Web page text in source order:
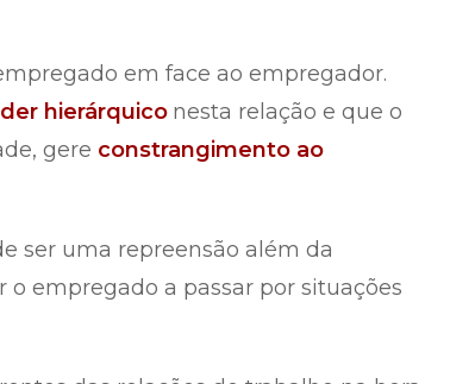
em face ao empregador.
hierárquico nesta relação e que o
gere constrangimento ao
ser uma repreensão além da
o empregado a passar por situações